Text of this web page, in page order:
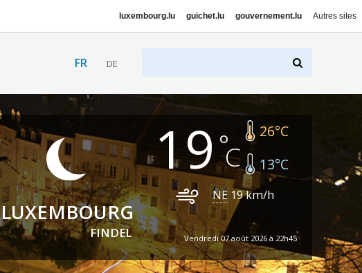
luxembourg.lu guichet.lu gouvernement.lu Autres sites
FR DE
LUXEMBOURG
FINDEL
19 26°C
13°C
NE 19km/h
Vendredi 07 août 2026 à 22h45